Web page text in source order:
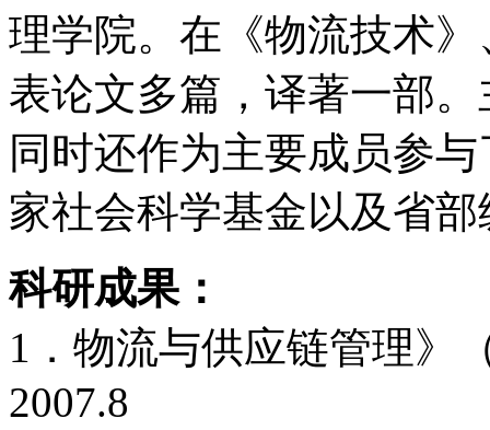
理学院。在《物流技术
表论文多篇，译著一部
同时还作为主要成员参
家社会科学基金以及省
科研成果：
1．物流与供应链管理》
2007.8